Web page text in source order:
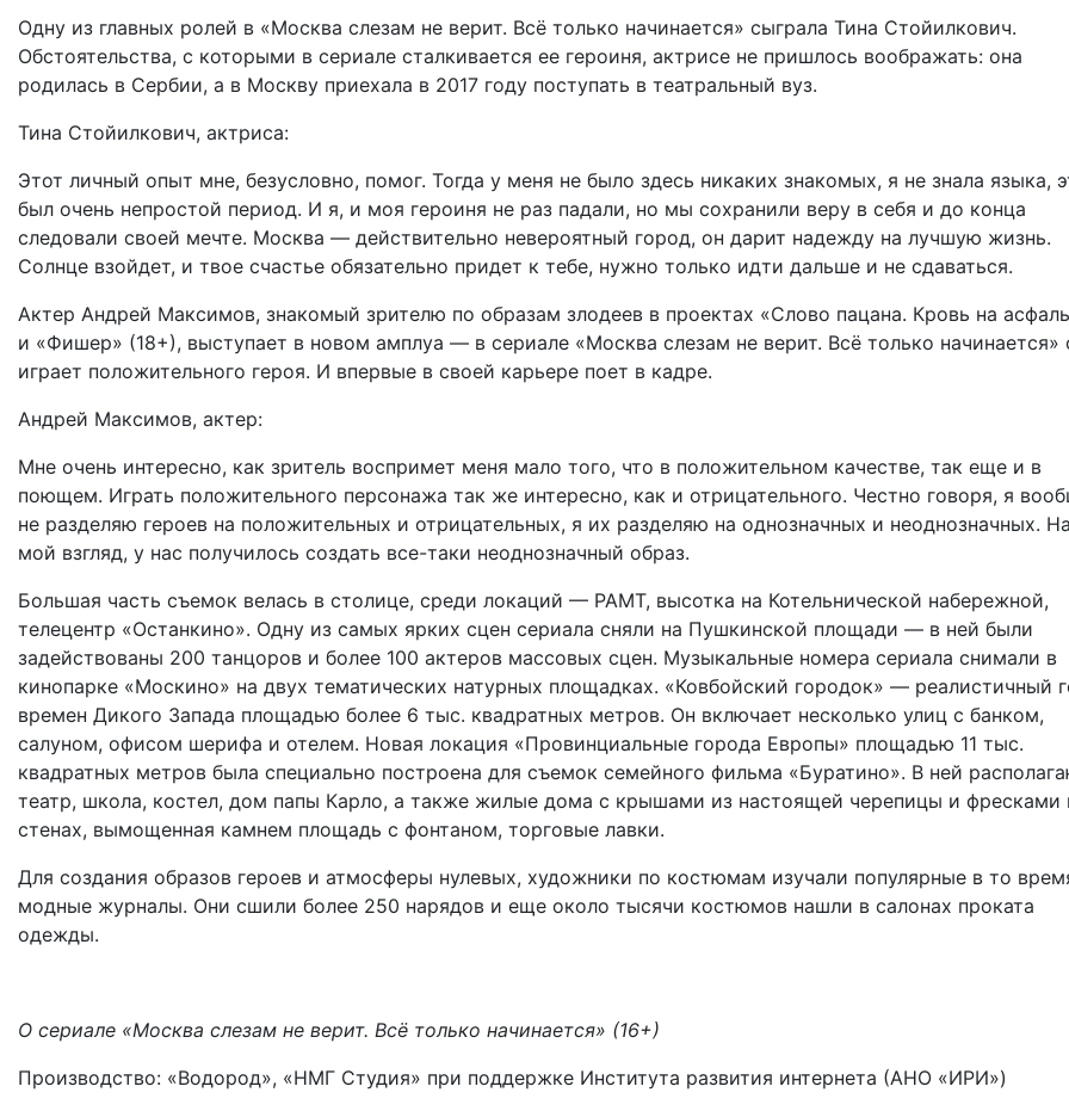
Одну из главных ролей в «Москва слезам не верит. Всё только начинается» сыграла Тина Стойилкович.
Обстоятельства, с которыми в сериале сталкивается ее героиня, актрисе не пришлось воображать: она
родилась в Сербии, а в Москву приехала в 2017 году поступать в театральный вуз.
Тина Стойилкович, актриса:
Этот личный опыт мне, безусловно, помог. Тогда у меня не было здесь никаких знакомых, я не знала языка,
был очень непростой период. И я, и моя героиня не раз падали, но мы сохранили веру в себя и до конца
следовали своей мечте. Москва — действительно невероятный город, он дарит надежду на лучшую жизнь.
Солнце взойдет, и твое счастье обязательно придет к тебе, нужно только идти дальше и не сдаваться.
Актер Андрей Максимов, знакомый зрителю по образам злодеев в проектах «‎Слово пацана. Кровь на
и «Фишер» (18+), выступает в новом амплуа — в сериале «Москва слезам не верит. Всё только начинается»
играет положительного героя. И впервые в своей карьере поет в кадре.
Андрей Максимов, актер:
Мне очень интересно, как зритель воспримет меня мало того, что в положительном качестве, так еще и в
поющем. Играть положительного персонажа так же интересно, как и отрицательного. Честно говоря, я
не разделяю героев на положительных и отрицательных, я их разделяю на однозначных и неоднозначных. На
мой взгляд, у нас получилось создать все-таки неоднозначный образ.
Большая часть съемок велась в столице, среди локаций — РАМТ, высотка на Котельнической набережной,
телецентр «Останкино». Одну из самых ярких сцен сериала сняли на Пушкинской площади — в ней были
задействованы 200 танцоров и более 100 актеров массовых сцен. Музыкальные номера сериала снимали в
кинопарке «Москино» на двух тематических натурных площадках. «Ковбойский городок» — реалистичный
времен Дикого Запада площадью более 6 тыс. квадратных метров. Он включает несколько улиц с банком,
салуном, офисом шерифа и отелем. Новая локация «Провинциальные города Европы» площадью 11 тыс.
квадратных метров была специально построена для съемок семейного фильма «Буратино». В ней
театр, школа, костел, дом папы Карло, а также жилые дома с крышами из настоящей черепицы и фресками
стенах, вымощенная камнем площадь с фонтаном, торговые лавки.
Для создания образов героев и атмосферы нулевых, художники по костюмам изучали популярные в то
модные журналы. Они сшили более 250 нарядов и еще около тысячи костюмов нашли в салонах проката
одежды.
О сериале «Москва слезам не верит. Всё только начинается» (16+)
Производство: «Водород», «НМГ Студия» при поддержке Института развития интернета (АНО «ИРИ»)